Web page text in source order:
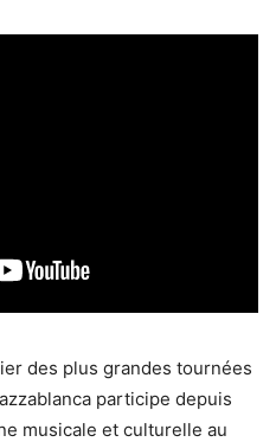
des plus grandes tournées
participe depuis
musicale et culturelle au